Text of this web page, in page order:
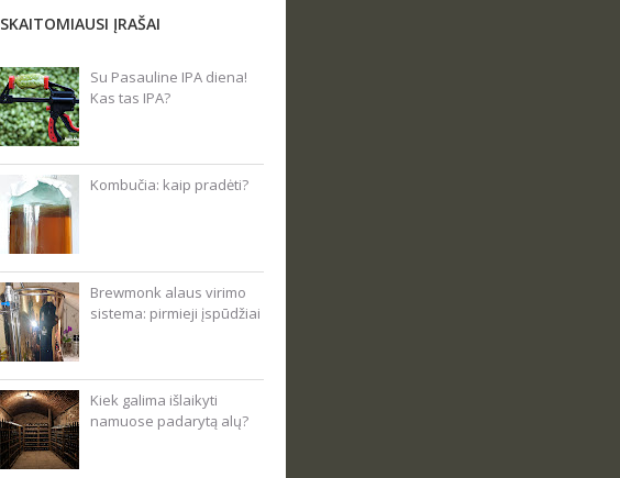
SKAITOMIAUSI ĮRAŠAI
Su Pasauline IPA diena!
Kas tas IPA?
Kombučia: kaip pradėti?
Brewmonk alaus virimo
sistema: pirmieji įspūdžiai
Kiek galima išlaikyti
namuose padarytą alų?